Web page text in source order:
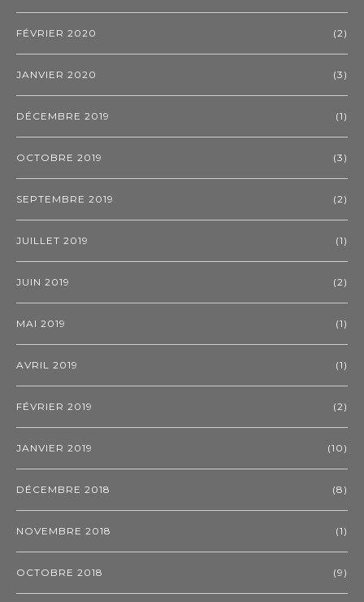
FÉVRIER 2020 (2)
JANVIER 2020 (3)
DÉCEMBRE 2019 (1)
OCTOBRE 2019 (3)
SEPTEMBRE 2019 (2)
JUILLET 2019 (1)
JUIN 2019 (2)
MAI 2019 (1)
AVRIL 2019 (1)
FÉVRIER 2019 (2)
JANVIER 2019 (10)
DÉCEMBRE 2018 (8)
NOVEMBRE 2018 (1)
OCTOBRE 2018 (9)